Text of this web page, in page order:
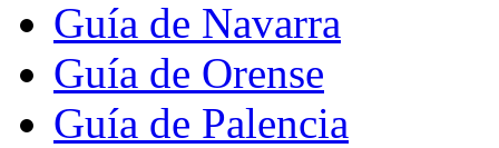
Guía de Navarra
Guía de Orense
Guía de Palencia